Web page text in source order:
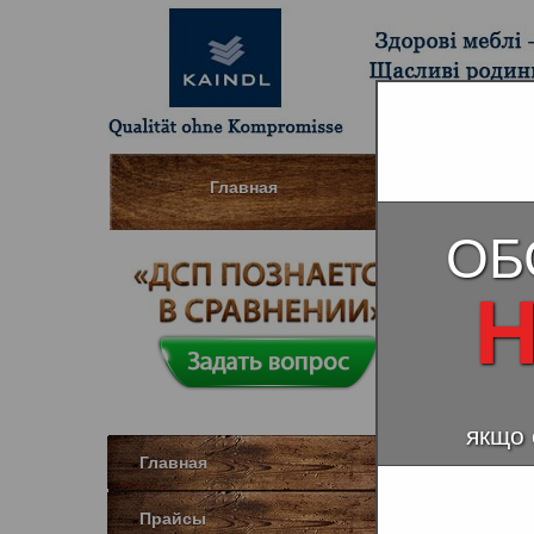
Главная
Главная
Прайсы
якщо